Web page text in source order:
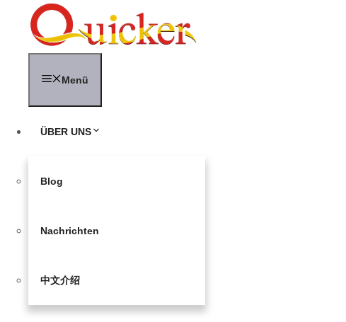
springen
Menü
ÜBER UNS
Blog
Nachrichten
中文介绍